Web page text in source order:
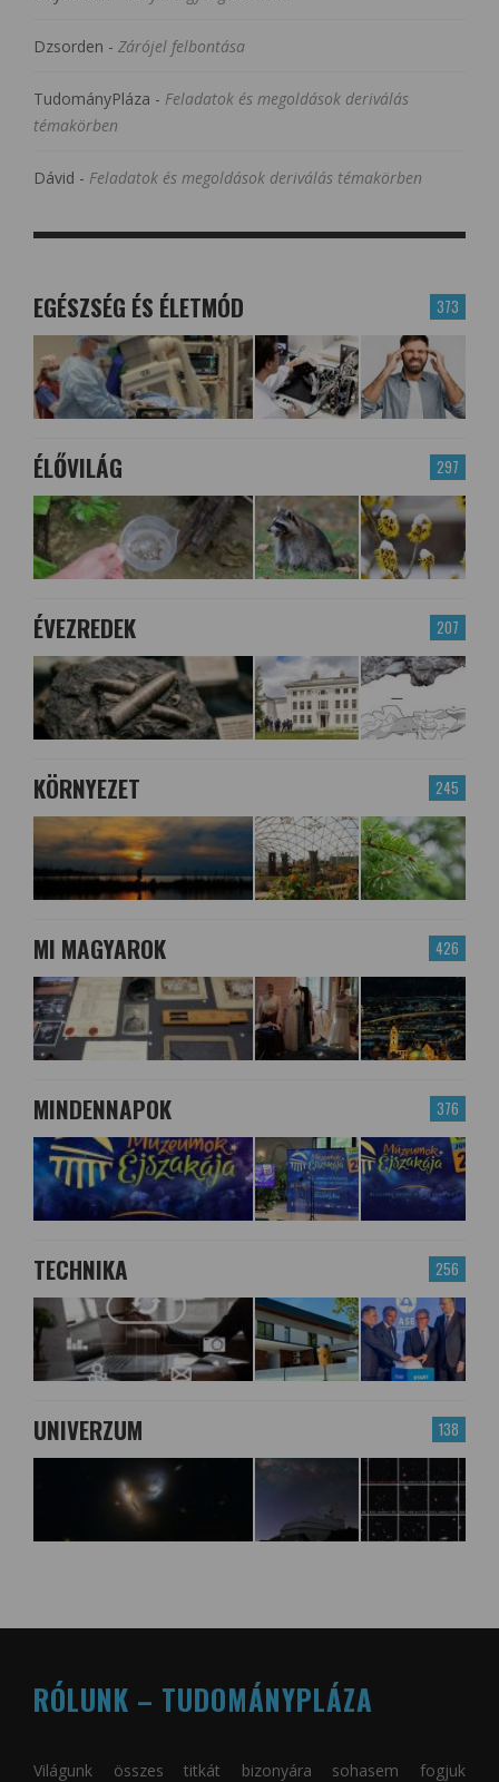
Dzsorden - Zárójel felbontása
TudományPláza - Feladatok és megoldások deriválás
témakörben
Dávid - Feladatok és megoldások deriválás témakörben
373
EGÉSZSÉG ÉS ÉLETMÓD
297
ÉLŐVILÁG
207
ÉVEZREDEK
245
KÖRNYEZET
426
MI MAGYAROK
376
MINDENNAPOK
256
TECHNIKA
138
UNIVERZUM
RÓLUNK – TUDOMÁNYPLÁZA
Világunk összes titkát bizonyára sohasem fogjuk